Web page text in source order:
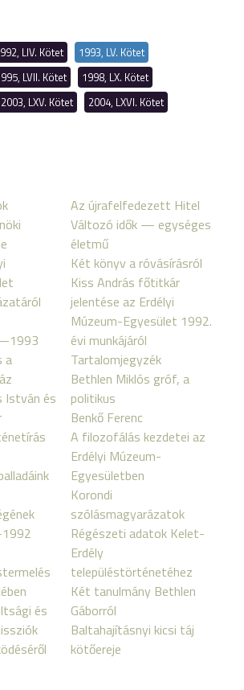
LIV. Kötet
1993, LV. Kötet
LVII. Kötet
1998, LX. Kötet
2003, LXV. Kötet
2004, LXVI. Kötet
a
István és
és
Az újrafelfedezett Hitel
Változó idők — egységes
életmű
Két könyv a róvásírásról
Kiss András főtitkár
jelentése az Erdélyi
Múzeum-Egyesület 1992.
évi munkájáról
Tartalomjegyzék
Bethlen Miklós gróf, a
politikus
Benkő Ferenc
A filozofálás kezdetei az
Erdélyi Múzeum-
Egyesületben
Korondi
szólásmagyarázatok
Régészeti adatok Kelet-
Erdély
településtörténetéhez
Két tanulmány Bethlen
Gáborról
Baltahajításnyi kicsi táj
kötőereje